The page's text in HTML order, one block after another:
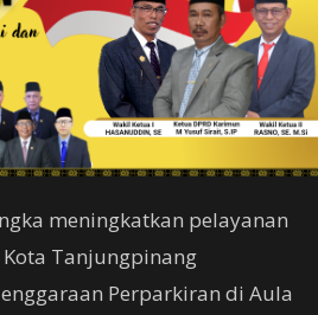
meningkatkan pelayanan
Tanjungpinang
Perparkiran di Aula